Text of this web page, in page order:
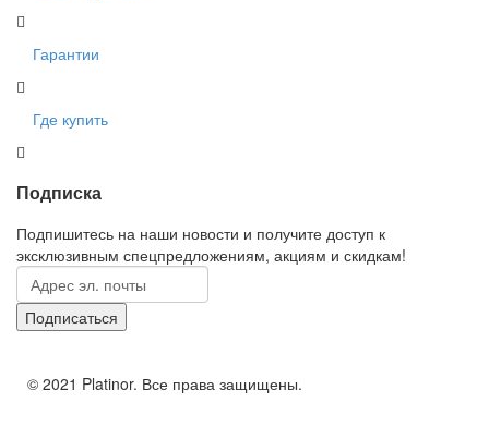
Гарантии
Где купить
Подписка
Подпишитесь на наши новости и получите доступ к
эксклюзивным спецпредложениям, акциям и скидкам!
© 2021 Platinor. Все права защищены.